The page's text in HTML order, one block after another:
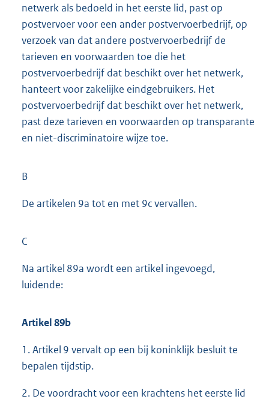
netwerk als bedoeld in het eerste lid, past op
postvervoer voor een ander postvervoerbedrijf, op
verzoek van dat andere postvervoerbedrijf de
tarieven en voorwaarden toe die het
postvervoerbedrijf dat beschikt over het netwerk,
hanteert voor zakelijke eindgebruikers. Het
postvervoerbedrijf dat beschikt over het netwerk,
past deze tarieven en voorwaarden op transparante
en niet-discriminatoire wijze toe.
B
De artikelen 9a tot en met 9c vervallen.
C
Na artikel 89a wordt een artikel ingevoegd,
luidende:
Artikel 89b
1. Artikel 9 vervalt op een bij koninklijk besluit te
bepalen tijdstip.
2. De voordracht voor een krachtens het eerste lid